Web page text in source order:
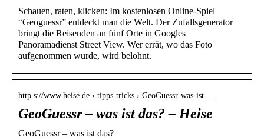
Schauen, raten, klicken: Im kostenlosen Online-Spiel
“Geoguessr” entdeckt man die Welt. Der Zufallsgenerator
bringt die Reisenden an fünf Orte in Googles
Panoramadienst Street View. Wer errät, wo das Foto
aufgenommen wurde, wird belohnt.
http s://www.heise.de › tipps-tricks › GeoGuessr-was-ist-…
GeoGuessr – was ist das? – Heise
GeoGuessr – was ist das?